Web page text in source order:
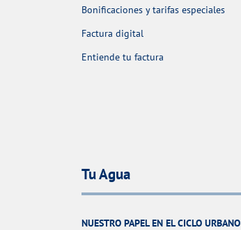
Bonificaciones y tarifas especiales
Factura digital
Entiende tu factura
Tu Agua
NUESTRO PAPEL EN EL CICLO URBANO